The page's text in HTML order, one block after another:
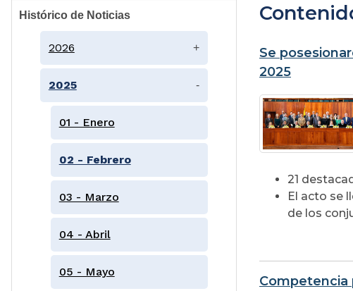
Histórico de Noticias
2026 +
2025 -
01 - Enero
02 - Febrero
03 - Marzo
04 - Abril
05 - Mayo
Se
2025
21
El acto se
de los
Competencia